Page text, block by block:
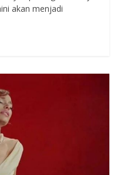
akan menjadi